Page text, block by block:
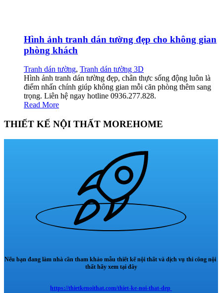
Hình ảnh tranh dán tường đẹp cho không gian
phòng khách
Tranh dán tường, Tranh dán tường 3D
Hình ảnh tranh dán tường đẹp, chân thực sống động luôn là
điểm nhấn chính giúp không gian mỗi căn phòng thêm sang
trọng. Liên hệ ngay hotline 0936.277.828.
Read More
THIẾT KẾ NỘI THẤT MOREHOME
Nếu bạn đang làm nhà cần tham khảo mẫu thiết kế nội thất và dịch vụ thi công nội
thất hãy xem tại đây
https://thietkenoithat.com/thiet-ke-noi-that-dep